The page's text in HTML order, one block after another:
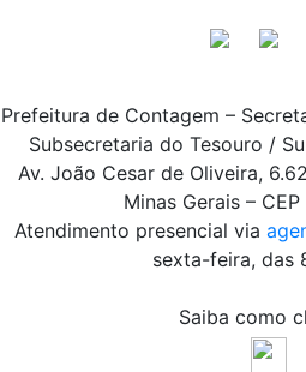
Prefeitura de Contagem –
Subsecretaria do Tesouro /
Av. João Cesar de Oliveira,
Minas Gerais –
Atendimento presencial via
sexta-feira, das
Saiba como